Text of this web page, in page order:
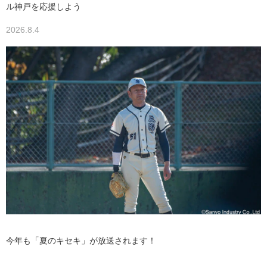
ル神戸を応援しよう
2026.8.4
今年も「夏のキセキ」が放送されます！